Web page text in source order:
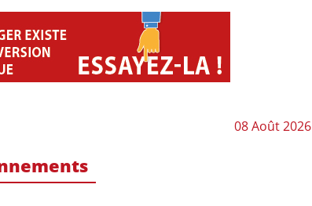
08 Août 2026